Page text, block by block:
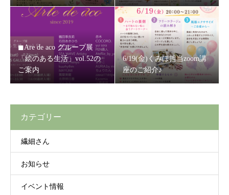
◼Are de aco グループ展
「絵のある生活」vol.52の
ご案内
6/19(金)くみほ担当zoom講
座のご紹介♪
カテゴリー
繊細さん
お知らせ
イベント情報